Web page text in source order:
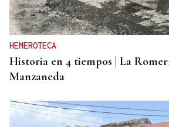
HEMEROTECA
Historia en 4 tiempos | La
Manzaneda